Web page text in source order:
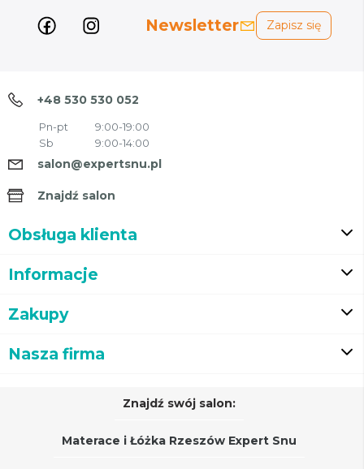
Newsletter Zapisz się
+48 530 530 052
Pn-pt
9:00-19:00
Sb
9:00-14:00
salon@expertsnu.pl
Znajdź salon
Obsługa klienta
Informacje
Zakupy
Nasza firma
Znajdź swój salon:
Materace i Łóżka Rzeszów Expert Snu